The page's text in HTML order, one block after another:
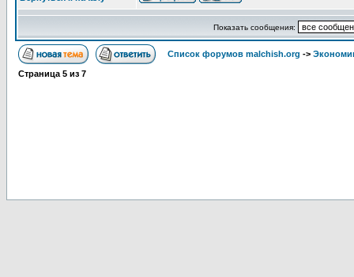
Показать сообщения:
Список форумов malchish.org ->
Страница 5 из 7